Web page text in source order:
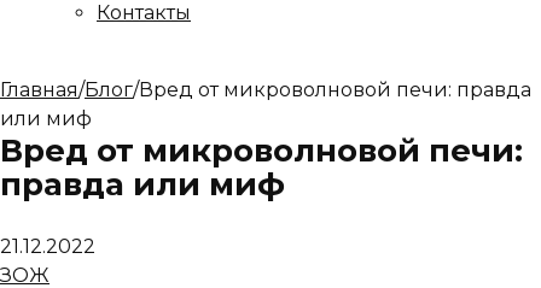
Контакты
Главная/Блог/Вред от микроволновой печи: правда
или миф
Вред от микроволновой печи:
правда или миф
21.12.2022
ЗОЖ